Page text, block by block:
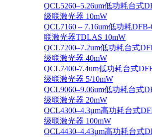
QCL5260–5.26um低功耗台式
级联激光器 10mW
QCL7160 – 7.16um低功耗
联激光器TDLAS 10mW
QCL7200–7.2um低功耗台式
级联激光器 40mW
QCL7400-7.4um低功耗台式
级联激光器 5/10mW
QCL9060–9.06um低功耗台式
级联激光器 20mW
QCL4300–4.3μm高功耗台式
级联激光器 100mW
QCL4430–4.43μm高功耗台式